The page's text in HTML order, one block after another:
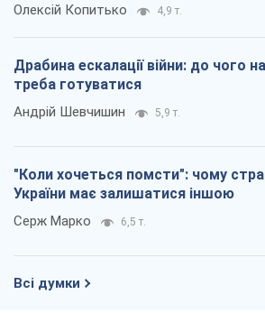
Олексій Копитько 4,9 т.
Драбина ескалації війни: до чого
треба готуватися
Андрій Шевчишин 5,9 т.
"Коли хочеться помсти": чому
України має залишатися іншою
Серж Марко 6,5 т.
Всі думки